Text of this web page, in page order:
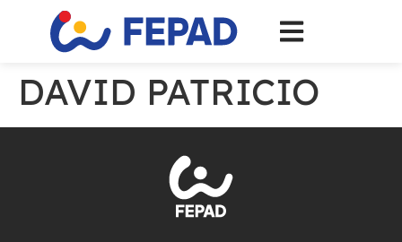
DAVID PATRICIO